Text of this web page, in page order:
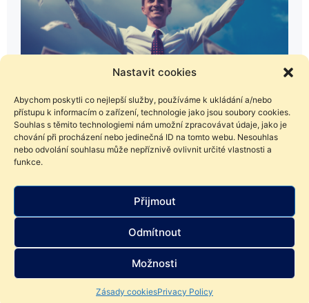
Nastavit cookies
Abychom poskytli co nejlepší služby, používáme k ukládání a/nebo
přístupu k informacím o zařízení, technologie jako jsou soubory cookies.
Souhlas s těmito technologiemi nám umožní zpracovávat údaje, jako je
chování při procházení nebo jedinečná ID na tomto webu. Nesouhlas
nebo odvolání souhlasu může nepříznivě ovlivnit určité vlastnosti a
funkce.
Přijmout
Odmítnout
Možnosti
Zásady cookiesPrivacy Policy
5. 6. 2023
InvestNews – Toto je důvod, proč mít v
portfoliu i jiné než americké akcie
Jakou investici zvolit? Jenže podle čeho se orientovat?
Americké akcie zabírají na akciovém trhu kolem 60 %, ale
na nový díl InvestNews a neztraťte se ve světe investic.